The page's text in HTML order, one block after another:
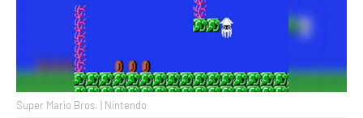
Super Mario Bros. | Nintendo